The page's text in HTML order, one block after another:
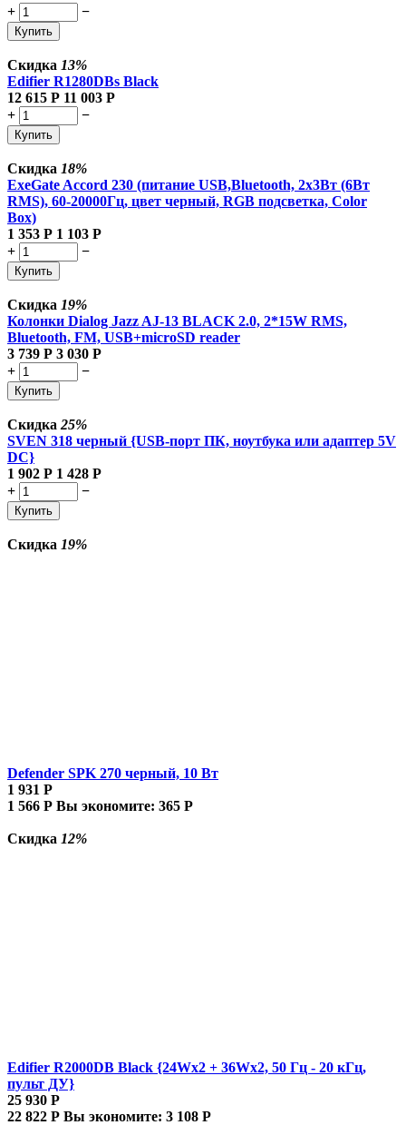
+
−
Купить
Скидка 13%
Edifier R1280DBs Black
12 615 Р 11 003 Р
+
−
Купить
Скидка 18%
ExeGate Accord 230 (питание USB,Bluetooth, 2х3Вт (6Вт
RMS), 60-20000Гц, цвет черный, RGB подсветка, Color
Box)
1 353 Р 1 103 Р
+
−
Купить
Скидка 19%
Колонки Dialog Jazz AJ-13 BLACK 2.0, 2*15W RMS,
Bluetooth, FM, USB+microSD reader
3 739 Р 3 030 Р
+
−
Купить
Скидка 25%
SVEN 318 черный {USB-порт ПК, ноутбука или адаптер 5V
DC}
1 902 Р 1 428 Р
+
−
Купить
Скидка 19%
Defender SPK 270 черный, 10 Вт
1 931 Р
1 566 Р Вы экономите: 365 Р
Скидка 12%
Edifier R2000DB Black {24Wx2 + 36Wx2, 50 Гц - 20 кГц,
пульт ДУ}
25 930 Р
22 822 Р Вы экономите: 3 108 Р